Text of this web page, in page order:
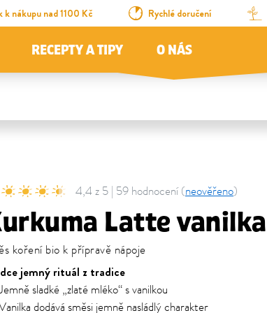
k nákupu nad 1100 Kč Rychlé doručení
RECEPTY A TIPY O NÁS
4,4 z 5 | 59 hodnocení (neověřeno)
Latte vanilka
koření bio k přípravě nápoje
jemný rituál z tradice
sladké „zlaté mléko“ s vanilkou
dodává směsi jemně nasládlý charakter